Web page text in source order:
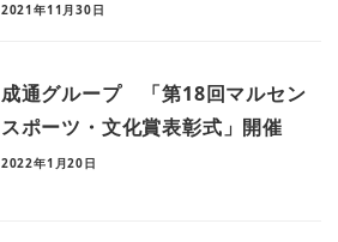
2021年11月30日
成通グループ 「第18回マルセン
スポーツ・文化賞表彰式」開催
2022年1月20日